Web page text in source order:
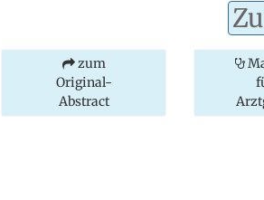
zum
Original-
Abstract